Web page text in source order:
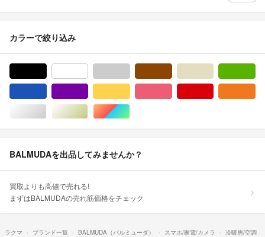
カラーで絞り込み
シルバー/銀色系ゴールド/金色系マルチカラー
BALMUDAを出品してみませんか？
買取よりも高値で売れる!
まずはBALMUDAの売れ筋価格をチェック
ラクマ ブランド一覧 BALMUDA（バルミューダ） スマホ/家電/カメラ
冷暖房/空調